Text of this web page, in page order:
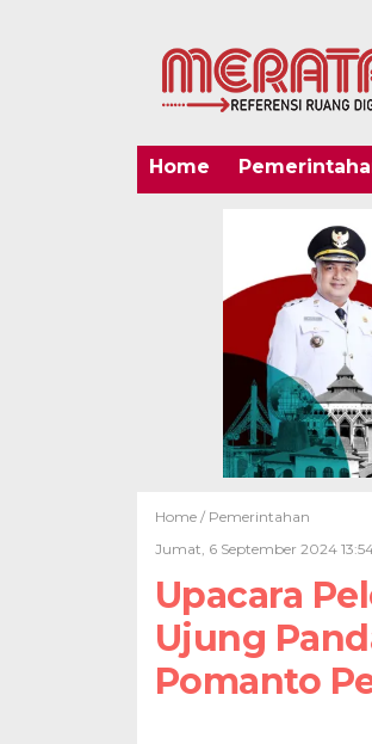
Home
Home / Pemerintahan
Jumat, 6 September 2024
Upacara
Ujung
Pomanto